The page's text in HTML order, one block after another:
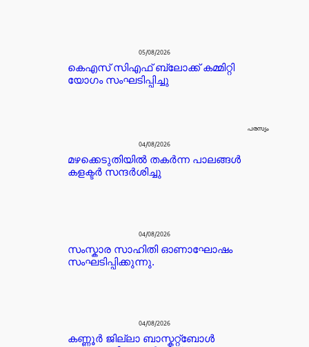
05/08/2026
കെഎസ് സിഎഫ് ബ്ലോക്ക് കമ്മിറ്റി
യോഗം സംഘടിപ്പിച്ചു
പരസ്യം
04/08/2026
മഴക്കെടുതിയിൽ തകർന്ന പാലങ്ങൾ
കളക്ടർ സന്ദർശിച്ചു
04/08/2026
സംസ്കാര സാഹിതി ഓണാഘോഷം
സംഘടിപ്പിക്കുന്നു.
04/08/2026
കണ്ണൂർ ജില്ലാ ബാസ്കറ്റ്ബോൾ